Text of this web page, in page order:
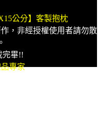
公分】客製抱枕
，非經授權使用者請勿散
完畢!!
專家